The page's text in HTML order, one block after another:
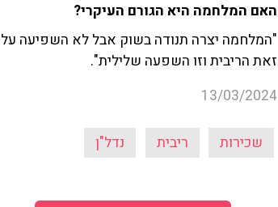
האם המלחמה היא הגורם העיקרי?
"המלחמה יצרה תנודה בשוק אבל לא השפיעה
זאת הריבית וזו השפעה שלילית".
13/03/2024
שכירות ריבית נדל"ן